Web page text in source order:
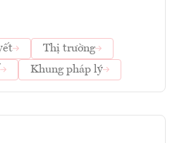
Thị trường
Khung pháp lý